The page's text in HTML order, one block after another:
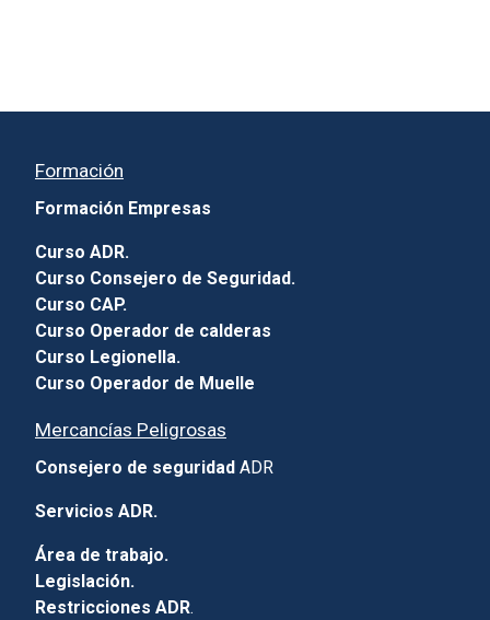
Formación
Formación Empresas
Curso ADR.
Curso Consejero de Seguridad.
Curso CAP.
Curso Operador de calderas
Curso Legionella.
Curso Operador de Muelle
Mercancías Peligrosas
Consejero de seguridad ADR
Servicios ADR.
Área de trabajo.
Legislación.
Restricciones ADR.